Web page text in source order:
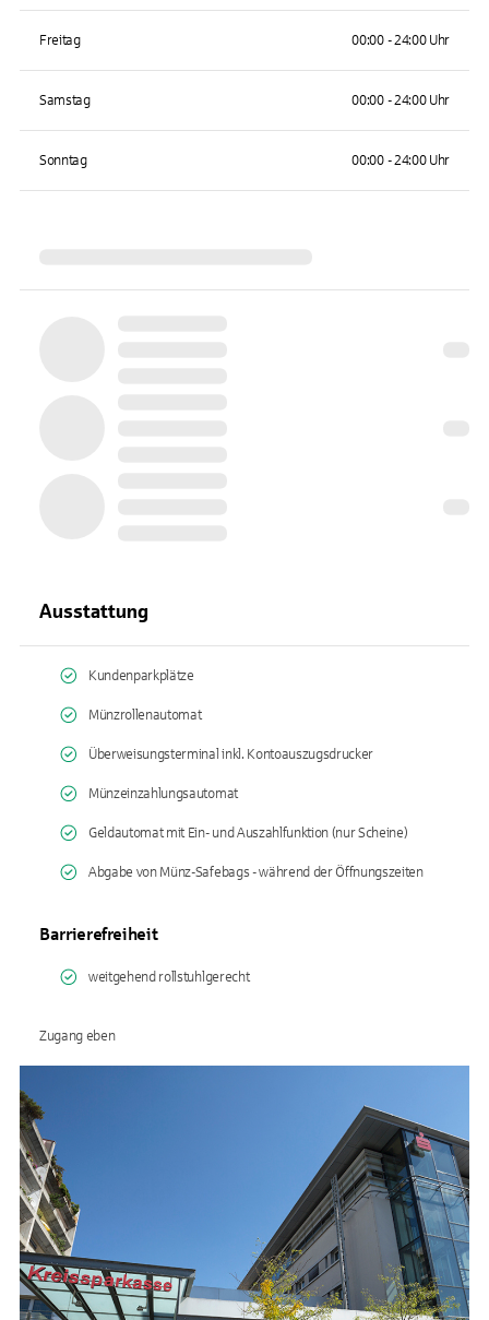
Freitag 00:00 - 24:00 Uhr
Samstag 00:00 - 24:00 Uhr
Sonntag 00:00 - 24:00 Uhr
Ausstattung
Kundenparkplätze
Münzrollenautomat
Überweisungsterminal inkl. Kontoauszugsdrucker
Münzeinzahlungsautomat
Geldautomat mit Ein- und Auszahlfunktion (nur Scheine)
Abgabe von Münz-Safebags - während der Öffnungszeiten
Barrierefreiheit
weitgehend rollstuhlgerecht
Zugang eben